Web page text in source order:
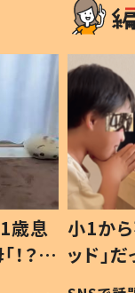
歳息
？」
小1から
ッド」
作り